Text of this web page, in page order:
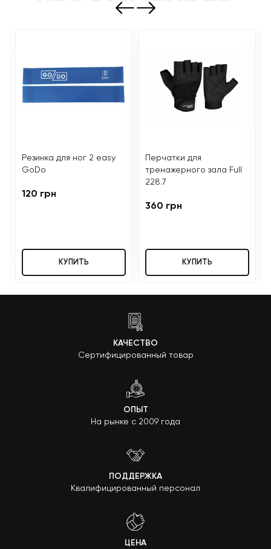
Резинка для ног 2 easy
GoDo
120 грн
КУПИТЬ
Перчатки для
тренажерного зала Full
228.7
360 грн
КУПИТЬ
КАЧЕСТВО
Сертифицированный товар
ОПЫТ
На рынке с 2009 года
ПОДДЕРЖКА
Квалифицированный персонал
ЦЕНА